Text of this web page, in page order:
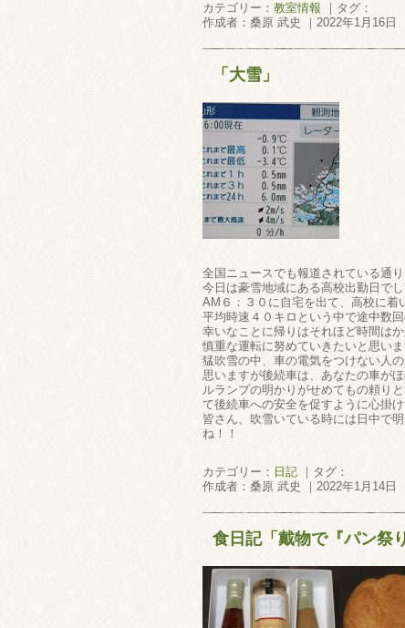
カテゴリー： 教室情報 ｜タグ：
作成者：桑原 武史 ｜2022年1月16日
「大雪」
全国ニュースでも報道されている通
今日は豪雪地域にある高校出勤日で
AM６：３０に自宅を出て、高校に着
平均時速４０キロという中で途中数
幸いなことに帰りはそれほど時間は
慎重な運転に努めていきたいと思いま
猛吹雪の中、車の電気をつけない人
思いますが後続車は、あなたの車が
ルランプの明かりがせめてもの頼り
て後続車への安全を促すように心掛け
皆さん、吹雪いている時には日中で
ね！！
カテゴリー： 日記 ｜タグ：
作成者：桑原 武史 ｜2022年1月14日
食日記「戴物で『パン祭